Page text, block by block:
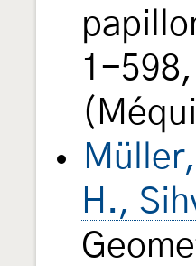
1-598,
H.,